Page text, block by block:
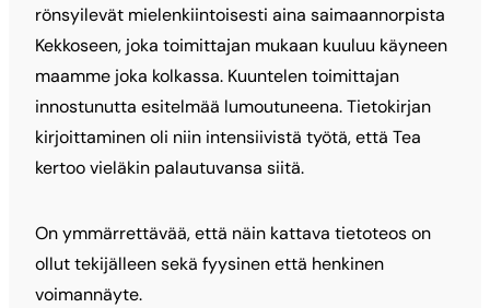
rönsyilevät mielenkiintoisesti aina saimaannorpista
Kekkoseen, joka toimittajan mukaan kuuluu käyneen
maamme joka kolkassa. Kuuntelen toimittajan
innostunutta esitelmää lumoutuneena. Tietokirjan
kirjoittaminen oli niin intensiivistä työtä, että Tea
kertoo vieläkin palautuvansa siitä.
On ymmärrettävää, että näin kattava tietoteos on
ollut tekijälleen sekä fyysinen että henkinen
voimannäyte.